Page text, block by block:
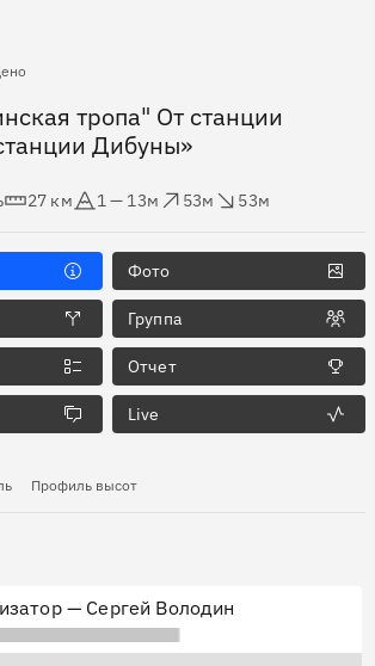
тропа" От станции
Дибуны»
27 км
Абсолютная высота
1 — 13м
Набор высоты
53м
Сброс высоты
53м
Фото
Группа
Отчет
Live
Профиль высот
— Сергей Володин